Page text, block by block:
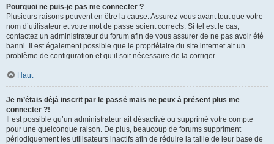
Pourquoi ne puis-je pas me connecter ?
Plusieurs raisons peuvent en être la cause. Assurez-vous avant tout que votre
nom d’utilisateur et votre mot de passe soient corrects. Si tel est le cas,
contactez un administrateur du forum afin de vous assurer de ne pas avoir été
banni. Il est également possible que le propriétaire du site internet ait un
problème de configuration et qu’il soit nécessaire de la corriger.
Haut
Je m’étais déjà inscrit par le passé mais ne peux à présent plus me
connecter ?!
Il est possible qu’un administrateur ait désactivé ou supprimé votre compte
pour une quelconque raison. De plus, beaucoup de forums suppriment
périodiquement les utilisateurs inactifs afin de réduire la taille de leur base de